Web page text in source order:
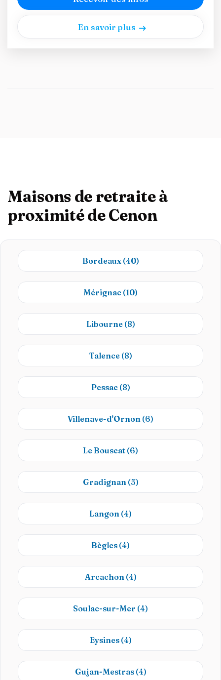
En savoir plus
Maisons de retraite à
proximité de Cenon
Bordeaux (40)
Mérignac (10)
Libourne (8)
Talence (8)
Pessac (8)
Villenave-d'Ornon (6)
Le Bouscat (6)
Gradignan (5)
Langon (4)
Bègles (4)
Arcachon (4)
Soulac-sur-Mer (4)
Eysines (4)
Gujan-Mestras (4)